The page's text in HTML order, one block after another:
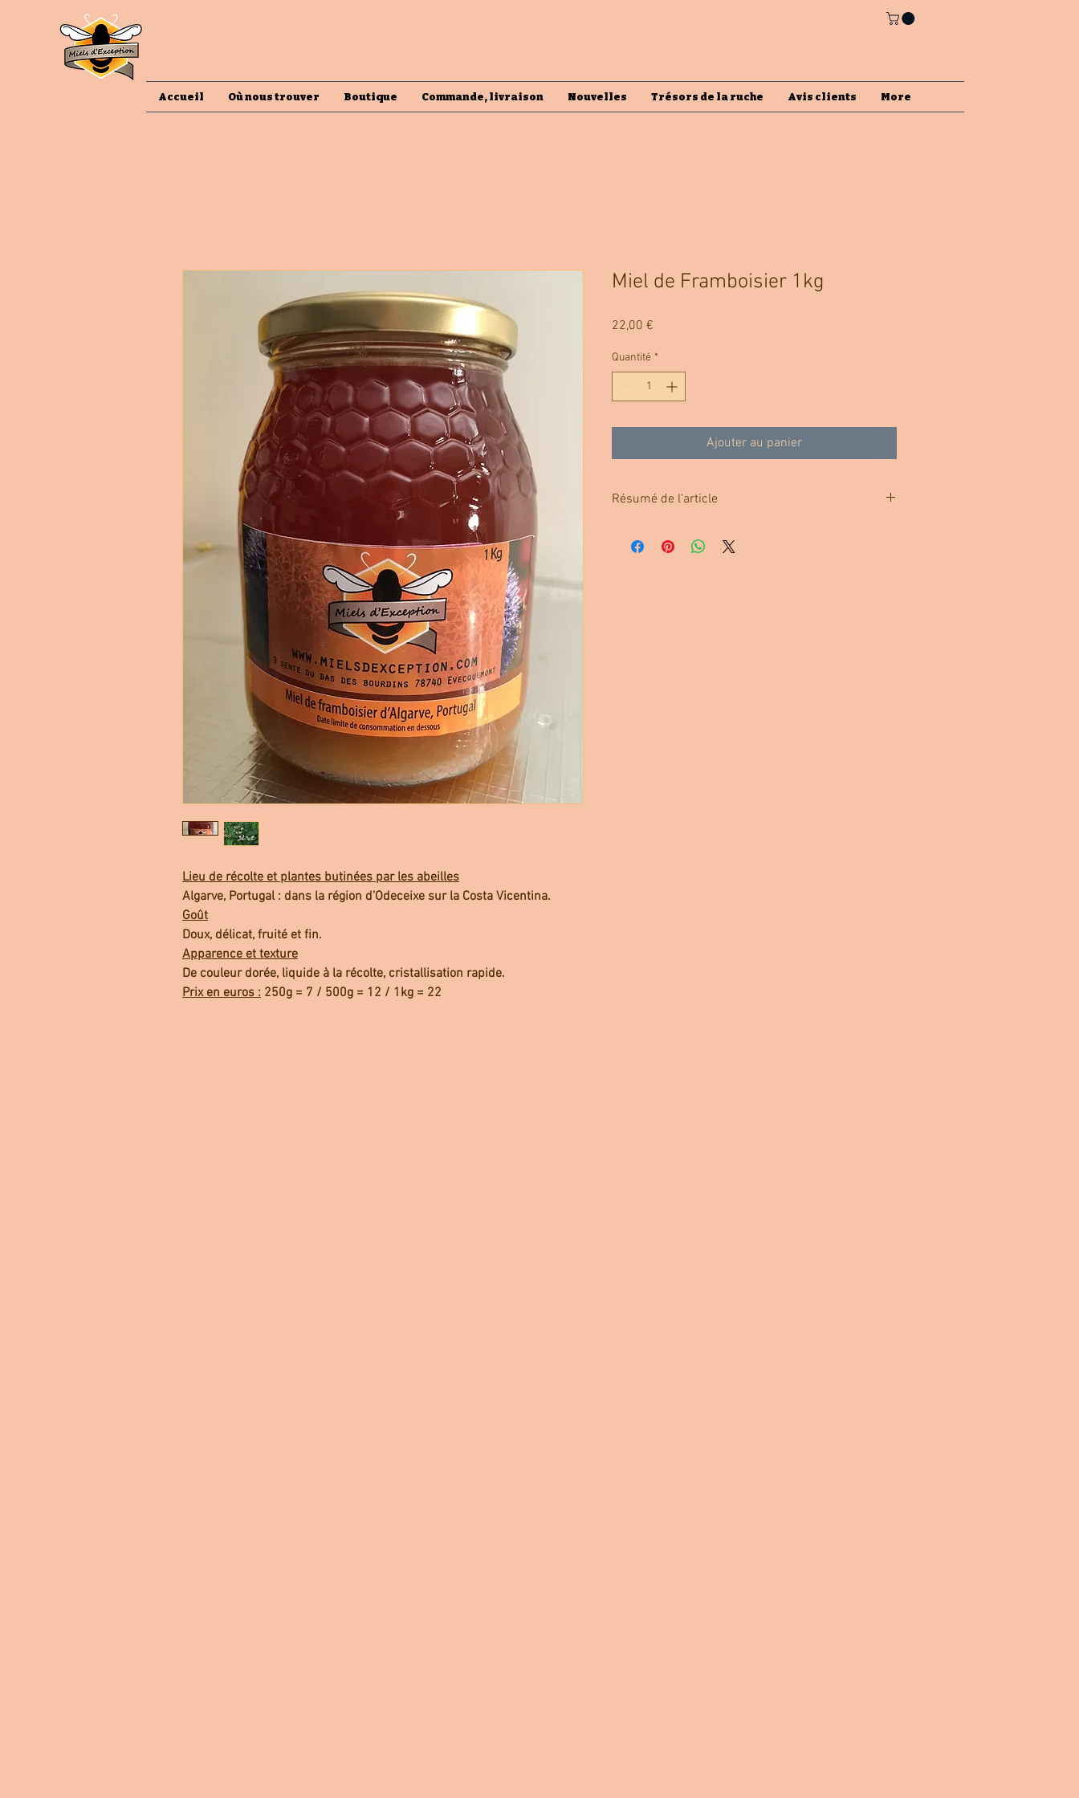
Accueil Où nous trouver Boutique Commande, livraison Nouvelles Trésors de la ruche Avis clients More
Lieu de récolte et plantes butinées par les abeilles
Algarve, Portugal : dans la région d’Odeceixe sur la Costa Vicentina.
Goût
Doux, délicat, fruité et fin.
Apparence et texture
De couleur dorée, liquide à la récolte, cristallisation rapide.
Prix en euros : 250g = 7 / 500g = 12 / 1kg = 22
Miel de Framboisier 1kg
22,00 €
Quantité *
Ajouter au panier
Résumé de l'article
bouche.